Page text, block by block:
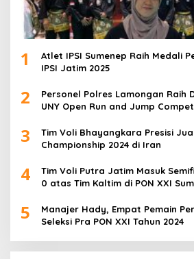
1
Atlet IPSI Sumenep Raih Medali
IPSI Jatim 2025
2
Personel Polres Lamongan Raih
UNY Open Run and Jump
3
Tim Voli Bhayangkara Presisi
Championship 2024 di Iran
4
Tim Voli Putra Jatim Masuk
0 atas Tim Kaltim di PON XXI
5
Manajer Hady, Empat Pemain
Seleksi Pra PON XXI Tahun 2024